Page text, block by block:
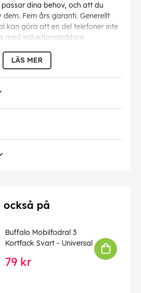
dina behov, och att du
Fem års garanti. Generellt
kan göra att en del telefoner inte
med induktionsladdare.
LÄS MER
på
Buffalo Mobilfodral 3
Kortfack Svart - Universal
79 kr